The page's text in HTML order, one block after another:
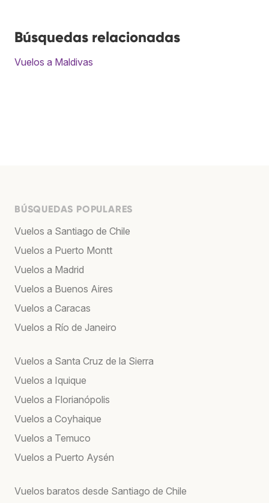
Búsquedas relacionadas
Vuelos a Maldivas
BÚSQUEDAS POPULARES
Vuelos a Santiago de Chile
Vuelos a Puerto Montt
Vuelos a Madrid
Vuelos a Buenos Aires
Vuelos a Caracas
Vuelos a Río de Janeiro
Vuelos a Santa Cruz de la Sierra
Vuelos a Iquique
Vuelos a Florianópolis
Vuelos a Coyhaique
Vuelos a Temuco
Vuelos a Puerto Aysén
Vuelos baratos desde Santiago de Chile